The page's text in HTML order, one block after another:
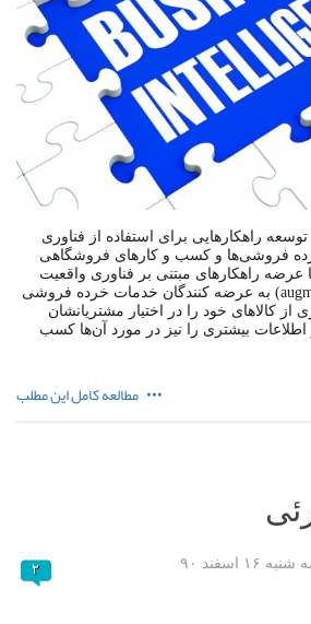
راهکارهایی برای استفاده از فناوری
فروشی‌ها و کسب و کارهای فروشگاهی
راهکارهای مبتنی بر فناوری واقعیت
تقویت شده (augmented reality) به عرضه کنندگان خدمات خرده فروشی
از کالاهای خود را در اختیار مشتریانشان
بیشتری را نیز در مورد آن‌ها کسب
مطالعه کامل این مطلب
۱۶ اسفند ۹۰ ۲